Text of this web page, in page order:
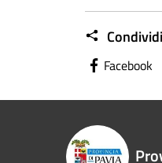
Facebook